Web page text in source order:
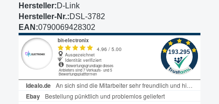
Hersteller:D-Link
Hersteller-Nr.:DSL-3782
EAN:0790069428302